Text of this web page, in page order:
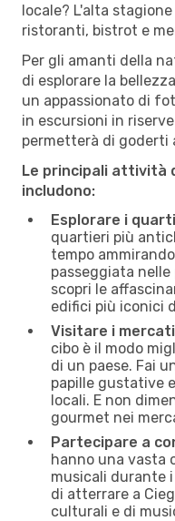
locale? L'alta
ristoranti, bistrot e
Per gli amanti della
di esplorare la
un appassionato di
in escursioni in
permetterà di goderti
Le principali attività
includono:
Esplorare i
quartieri più
tempo
passeggiata
scopri le
edifici più iconici
Visitare i
cibo è il modo
di un paese. Fai
papille gustative
locali. E non
gourmet nei
Partecipare a
hanno una vasta
musicali durante
di atterrare a
culturali e di